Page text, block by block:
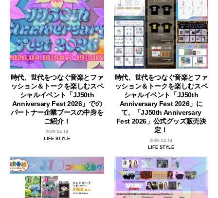
時代、世代をつなぐ音楽とファ
ッション＆トークを楽しむスペ
シャルイベント「JJ50th
Anniversary Fest 2026」での
パートナー企業ブースの中身を
ご紹介！
2026.04.14
LIFE STYLE
時代、世代をつなぐ音楽とファ
ッション＆トークを楽しむスペ
シャルイベント「JJ50th
Anniversary Fest 2026」に
て、「JJ50th Anniversary
Fest 2026」公式グッズ販売決
定！
2026.04.14
LIFE STYLE